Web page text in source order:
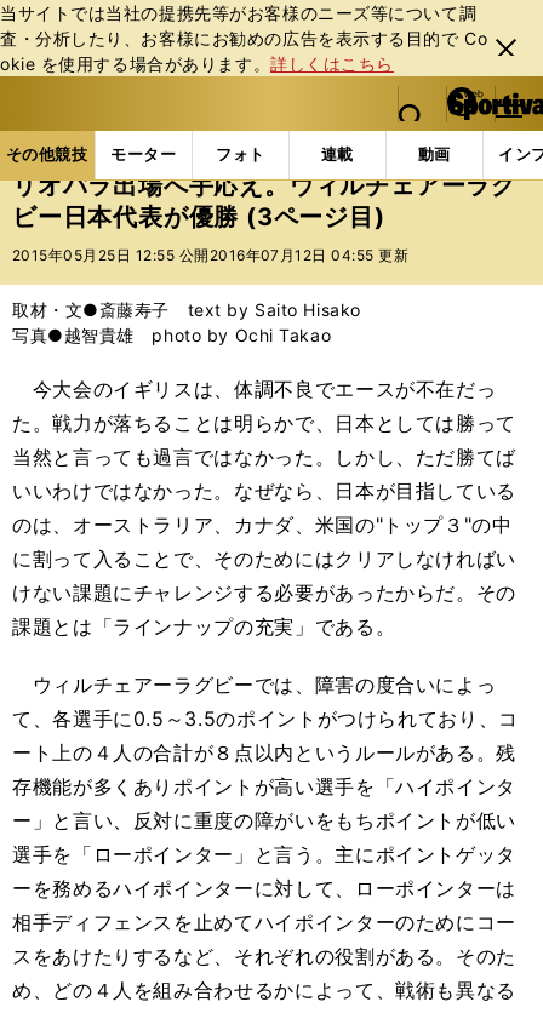
当サイトでは当社の提携先等がお客様のニーズ等について調
査・分析したり、お客様にお勧めの広告を表⽰する⽬的で Co
okie を使⽤する場合があります。詳しくはこちら
閉じ
る
web Sportiva (webスポルティーバ)
検索
マイペ
ー
ジ
メニュ
その他競技 モーター フォト 連載 動画 イン
ス
ポ
ル
バ
その他競技の記事一覧 パラスポーツ リオパラ出場
リオパラ出場へ手応え。ウィルチェアーラグ
ビー日本代表が優勝 (3ページ目)
2015年05月25日 12:55 公開 2016年07月12日 04:55 更新
取材・文●斎藤寿子 text by Saito Hisako
写真●越智貴雄 photo by Ochi Takao
今大会のイギリスは、体調不良でエースが不在だっ
た。戦力が落ちることは明らかで、日本としては勝って
当然と言っても過言ではなかった。しかし、ただ勝てば
いいわけではなかった。なぜなら、日本が目指している
のは、オーストラリア、カナダ、米国の"トップ３"の中
に割って入ることで、そのためにはクリアしなければい
けない課題にチャレンジする必要があったからだ。その
課題とは「ラインナップの充実」である。
ウィルチェアーラグビーでは、障害の度合いによっ
て、各選手に0.5～3.5のポイントがつけられており、コ
ート上の４人の合計が８点以内というルールがある。残
存機能が多くありポイントが高い選手を「ハイポインタ
ー」と言い、反対に重度の障がいをもちポイントが低い
選手を「ローポインター」と言う。主にポイントゲッタ
ーを務めるハイポインターに対して、ローポインターは
相手ディフェンスを止めてハイポインターのためにコー
スをあけたりするなど、それぞれの役割がある。そのた
め、どの４人を組み合わせるかによって、戦術も異なる